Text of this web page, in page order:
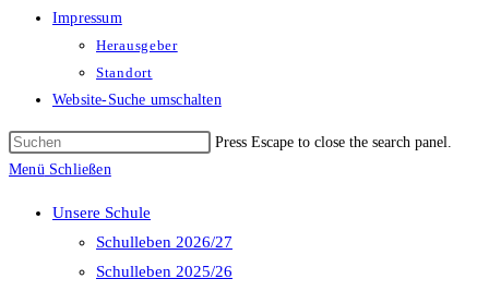
Impressum
Herausgeber
Standort
Website-Suche umschalten
Press Escape to close the search panel.
Menü Schließen
Unsere Schule
Schulleben 2026/27
Schulleben 2025/26